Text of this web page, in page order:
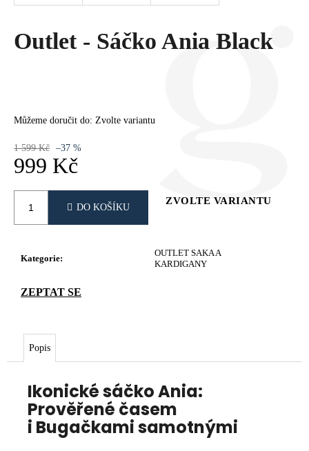
Outlet - Sáčko Ania Black
Můžeme doručit do: Zvolte variantu
1 599 Kč –37 %
999 Kč
DO KOŠÍKU
ZVOLTE VARIANTU
Kategorie:
OUTLET SAKA A
KARDIGANY
Popis
Ikonické sáčko Ania:
Prověřené časem
i Bugačkami samotnými
J
E